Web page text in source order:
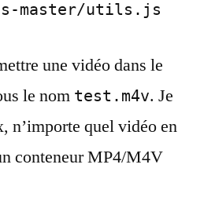
master/utils.js
une vidéo dans le
le nom test.m4v. Je
n’importe quel vidéo en
conteneur MP4/M4V